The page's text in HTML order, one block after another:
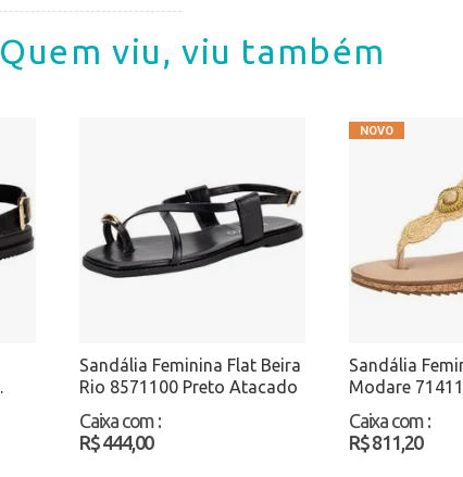
Quem viu, viu também
Sandália Feminina Flat Beira
Rio 8571100 Preto Atacado
Caixa com :
R$ 444,00
Sandália
Modare
Atacado
Caixa com :
R$ 811,20